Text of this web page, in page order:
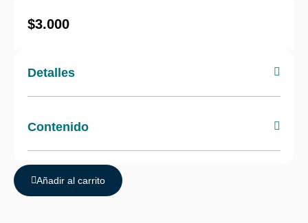
$3.000
Detalles
Contenido
Añadir al carrito